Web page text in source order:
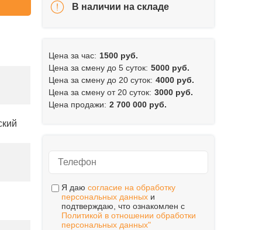
В наличии на складе
Цена за час: 1500 руб.
Цена за смену до 5 суток: 5000 руб.
Цена за смену до 20 суток: 4000 руб.
Цена за смену от 20 суток: 3000 руб.
Цена продажи: 2 700 000 руб.
Я даюсогласие на обработку
персональных данных и
подтверждаю, что ознакомлен с
Политикой в отношении обработки
персональных данных"